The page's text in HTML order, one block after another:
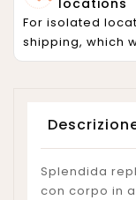
For isolated
shipping, which
Splendida
con corpo in